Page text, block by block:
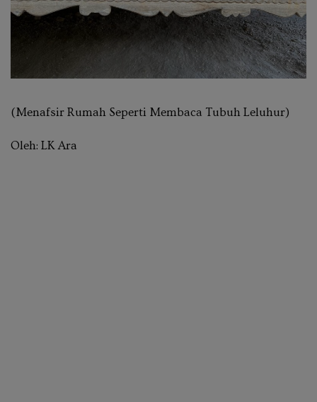
(Menafsir Rumah Seperti Membaca Tubuh Leluhur)
Oleh: LK Ara